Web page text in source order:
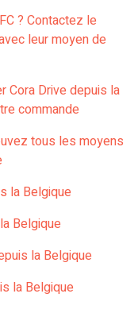
? Contactez le
leur moyen de
Cora Drive depuis la
commande
tous les moyens
la Belgique
Belgique
la Belgique
la Belgique